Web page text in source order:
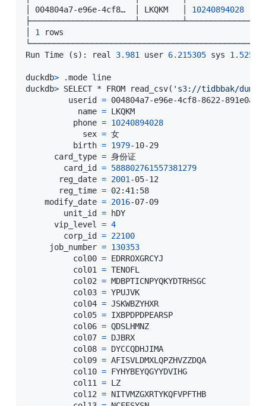
│ 004804a7-e96e-4cf8…  │ LKQKM   │ 10240894028
1
Run Time
(s) : real 3.981 user 6.215305 sys
duckdb> .mode line
duckdb> SELECT * FROM read_csv( 's3://tidbbak/
         userid
= 004804a7-e96e-4cf8-8622-
           name
= LKQKM
          phone
= 10240894028
            sex
= 女
          birth
= 1979-10-29
      card_type
= 身份证
        card_id
= 588802761557381279
       reg_date
= 2001 -05-12
       reg_time
= 02:41:58
    modify_date
= 2016-07-09
        unit_id
= hDY
      vip_level
= 4
        corp_id
= 22100
     job_number
= 130353
          col00
= EDRROXGRCYJ
          col01
= TENOFL
          col02
= MDBPTICNPYQKYDTRHSGC
          col03
= YPUJVK
          col04
= JSKWBZYHXR
          col05
= IXBPDPDPEARSP
          col06
= QDSLHMNZ
          col07
= DJBRX
          col08
= DYCCQDHJIMA
          col09
= AFISVLDMXLQPZHVZZDQA
          col10
= FYHYBEYQGYYDVIHG
          col11
= LZ
          col12
= NITVMZGXRTYKQFVPFTHB